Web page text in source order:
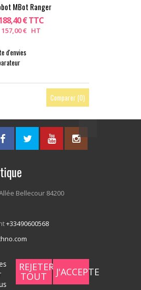
MBot Ranger
€ TTC
157,00 € HT
d'envies
Comparer (0)
Bellecour 84200
+33490600568
REJETER
TOUT J'ACCEPTE